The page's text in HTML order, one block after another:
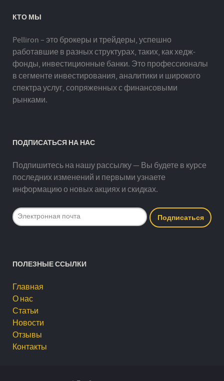
КТО МЫ
Pelliron – это брокеры и трейдеры, успешно
работавшие в разных структурах, таких, как хедж-
фонды, инвестиционные банки. Это профессионалы
в сегменте инвестирования, аналитики и широкого
спектра услуг, сопряженных с финансовыми
рынками.
ПОДПИСАТЬСЯ НА НАС
Подпишитесь на нашу рассылку — Вы будете в курсе
последних изменений и первыми узнаете
информацию о новых акциях и скидках.
ПОЛЕЗНЫЕ ССЫЛКИ
Главная
О нас
Статьи
Новости
Отзывы
Контакты